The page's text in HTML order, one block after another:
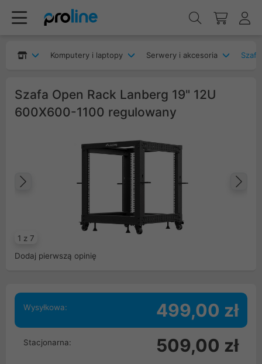
Komputery i laptopy Serwery i akcesoria
Szafa Open Rack Lanberg 19" 12U
600X600-1100 regulowany
1 z 7
Poprzedni
Dodaj pierwszą opinię
Wysyłkowa: 499,00 zł
Stacjonarna: 509,00 zł